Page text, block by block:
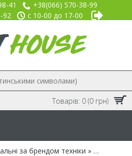
41
+38(066) 570-38-99
92
с 10-00 до 17-00
Товарів: 0 (0 грн)
за брендом техніки » Бренд